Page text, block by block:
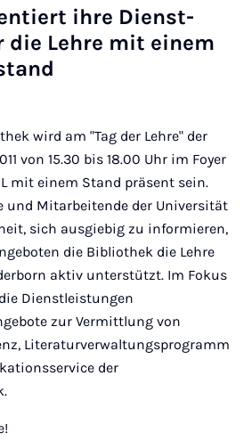
ih­re Dienst­
die Leh­re mit ei­nem
wird am "Tag der Lehre" der
von 15.30 bis 18.00 Uhr im Foyer
mit einem Stand präsent sein.
und Mitarbeitende der Universität
sich ausgiebig zu informieren,
die Bibliothek die Lehre
aktiv unterstützt. Im Fokus
Dienstleistungen
zur Vermittlung von
Literaturverwaltungsprogramm
der